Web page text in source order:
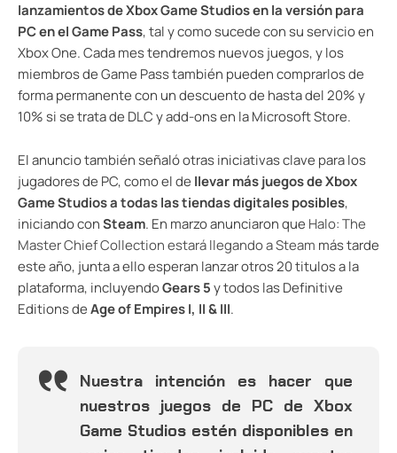
lanzamientos de Xbox Game Studios en la versión para
PC en el Game Pass, tal y como sucede con su servicio en
Xbox One. Cada mes tendremos nuevos juegos, y los
miembros de Game Pass también pueden comprarlos de
forma permanente con un descuento de hasta del 20% y
10% si se trata de DLC y add-ons en la Microsoft Store.
El anuncio también señaló otras iniciativas clave para los
jugadores de PC, como el de llevar más juegos de Xbox
Game Studios a todas las tiendas digitales posibles,
iniciando conSteam. En marzo anunciaron que Halo: The
Master Chief Collection estará llegando a Steam más tarde
este año, junta a ello esperan lanzar otros 20 titulos a la
plataforma, incluyendoGears 5y todos las Definitive
Editions deAge of Empires I, II & III.
Nuestra intención es hacer que
nuestros juegos de PC de Xbox
Game Studios estén disponibles en